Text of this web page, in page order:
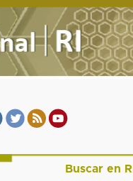
Buscar en RI